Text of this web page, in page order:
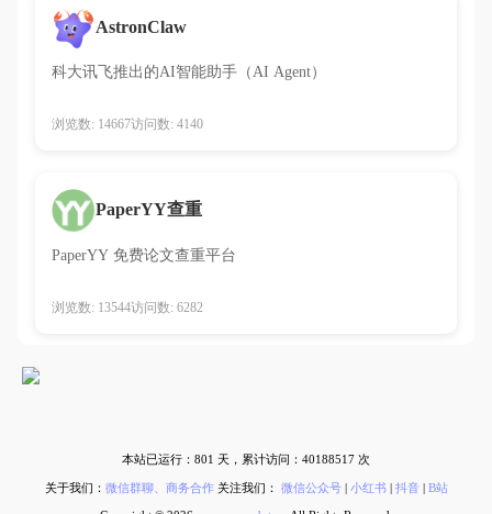
AstronClaw
科大讯飞推出的AI智能助手（AI Agent）
浏览数: 14667访问数: 4140
PaperYY查重
PaperYY 免费论文查重平台
浏览数: 13544访问数: 6282
本站已运行： 801 天，累计访问： 40188517 次
关于我们： 微信群聊、商务合作关注我们： 微信公众号| 小红书| 抖音 | B站